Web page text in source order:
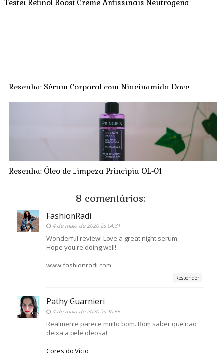
Testei Retinol Boost Creme Antissinais Neutrogena
Resenha: Sérum Corporal com Niacinamida Dove
Resenha: Óleo de Limpeza Principia OL-01
8 comentários:
FashionRadi
4 de maio de 2020 às 04:31
Wonderful review! Love a great night serum.
Hope you're doing well!
www.fashionradi.com
Responder
Pathy Guarnieri
4 de maio de 2020 às 10:55
Realmente parece muito bom. Bom saber que não
deixa a pele oleosa!
Cores do Vício